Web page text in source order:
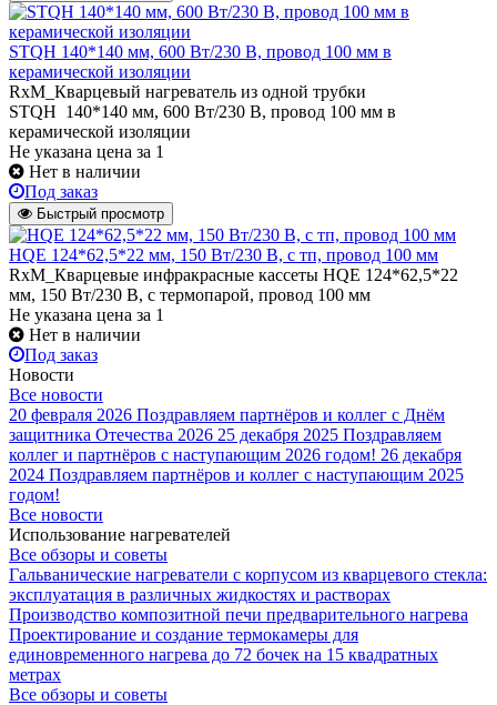
STQH 140*140 мм, 600 Вт/230 В, провод 100 мм в
керамической изоляции
RxM_Кварцевый нагреватель из одной трубки
STQH 140*140 мм, 600 Вт/230 В, провод 100 мм в
керамической изоляции
Не указана цена за 1
Нет в наличии
Под заказ
Быстрый просмотр
HQE 124*62,5*22 мм, 150 Вт/230 В, с тп, провод 100 мм
RxM_Кварцевые инфракрасные кассеты HQE 124*62,5*22
мм, 150 Вт/230 В, с термопарой, провод 100 мм
Не указана цена за 1
Нет в наличии
Под заказ
Новости
Все новости
20 февраля 2026 Поздравляем партнёров и коллег с Днём
защитника Отечества 2026 25 декабря 2025 Поздравляем
коллег и партнёров с наступающим 2026 годом! 26 декабря
2024 Поздравляем партнёров и коллег с наступающим 2025
годом!
Все новости
Использование нагревателей
Все обзоры и советы
Гальванические нагреватели с корпусом из кварцевого стекла:
эксплуатация в различных жидкостях и растворах
Производство композитной печи предварительного нагрева
Проектирование и создание термокамеры для
единовременного нагрева до 72 бочек на 15 квадратных
метрах
Все обзоры и советы